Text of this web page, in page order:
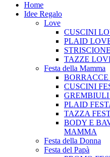
Home
Idee Regalo
Love
CUSCINI
PLAID
TAZZE
Festa della Mamma
CUSCINI
PLAID
TAZZA
BODY E
MAMMA
Festa della Donna
Festa del Papà